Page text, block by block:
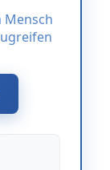
Mensch